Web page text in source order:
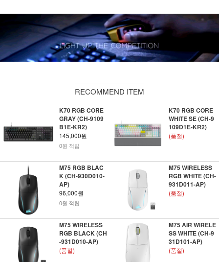
RECOMMEND ITEM
K70 RGB CORE
GRAY (CH-9109
B1E-KR2)
145,000원
0원 적립
K70 RGB CORE
WHITE SE (CH-9
109D1E-KR2)
(품절)
M75 RGB BLAC
K (CH-930D010-
AP)
96,000원
0원 적립
M75 WIRELESS
RGB WHITE (CH-
931D011-AP)
(품절)
M75 WIRELESS
RGB BLACK (CH
-931D010-AP)
(품절)
M75 AIR WIRELE
SS WHITE (CH-9
31D101-AP)
(품절)